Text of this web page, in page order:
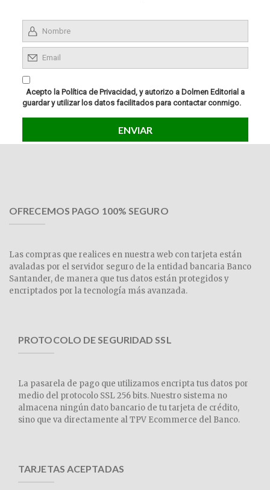
Acepto la Política de Privacidad, y autorizo a Dolmen Editorial a
guardar y utilizar los datos facilitados para contactar conmigo.
OFRECEMOS PAGO 100% SEGURO
Las compras que realices en nuestra web con tarjeta están
avaladas por el servidor seguro de la entidad bancaria Banco
Santander, de manera que tus datos están protegidos y
encriptados por la tecnología más avanzada.
PROTOCOLO DE SEGURIDAD SSL
La pasarela de pago que utilizamos encripta tus datos por
medio del protocolo SSL 256 bits. Nuestro sistema no
almacena ningún dato bancario de tu tarjeta de crédito,
sino que va directamente al TPV Ecommerce del Banco.
TARJETAS ACEPTADAS